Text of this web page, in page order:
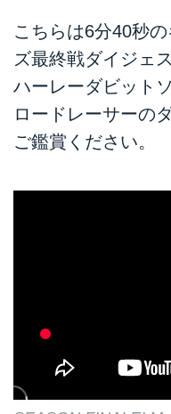
こちらは6分40秒
ズ最終戦ダイジェ
ハーレーダビット
ロードレーサーの
ご鑑賞ください。